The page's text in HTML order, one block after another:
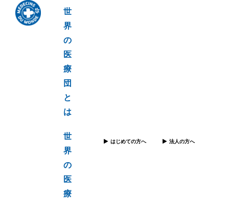
世
界
の
医
療
団
と
は
世
界
の
医
療
はじめての方へ 法人の方へ